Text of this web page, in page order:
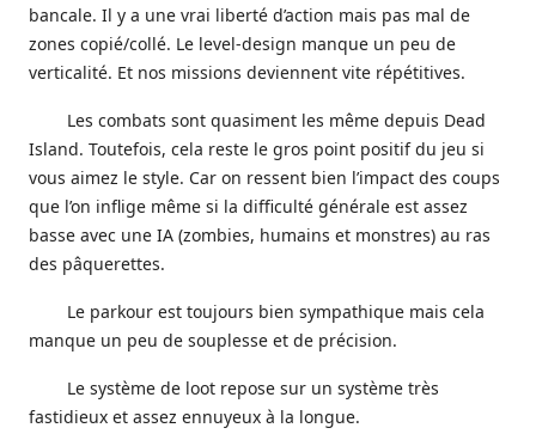
bancale. Il y a une vrai liberté d’action mais pas mal de
zones copié/collé. Le level-design manque un peu de
verticalité. Et nos missions deviennent vite répétitives.
Les combats sont quasiment les même depuis Dead
Island. Toutefois, cela reste le gros point positif du jeu si
vous aimez le style. Car on ressent bien l’impact des coups
que l’on inflige même si la difficulté générale est assez
basse avec une IA (zombies, humains et monstres) au ras
des pâquerettes.
Le parkour est toujours bien sympathique mais cela
manque un peu de souplesse et de précision.
Le système de loot repose sur un système très
fastidieux et assez ennuyeux à la longue.